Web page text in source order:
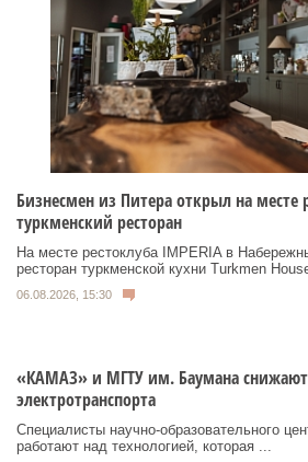
Бизнесмен из Питера открыл на месте
туркменский ресторан
На месте рестоклуба IMPERIA в
ресторан туркменской кухни Turkmen
06.08.2026, 15:30
«КАМАЗ» и МГТУ им. Баумана
электротранспорта
Специалисты научно-образовательного
работают над технологией, которая ...